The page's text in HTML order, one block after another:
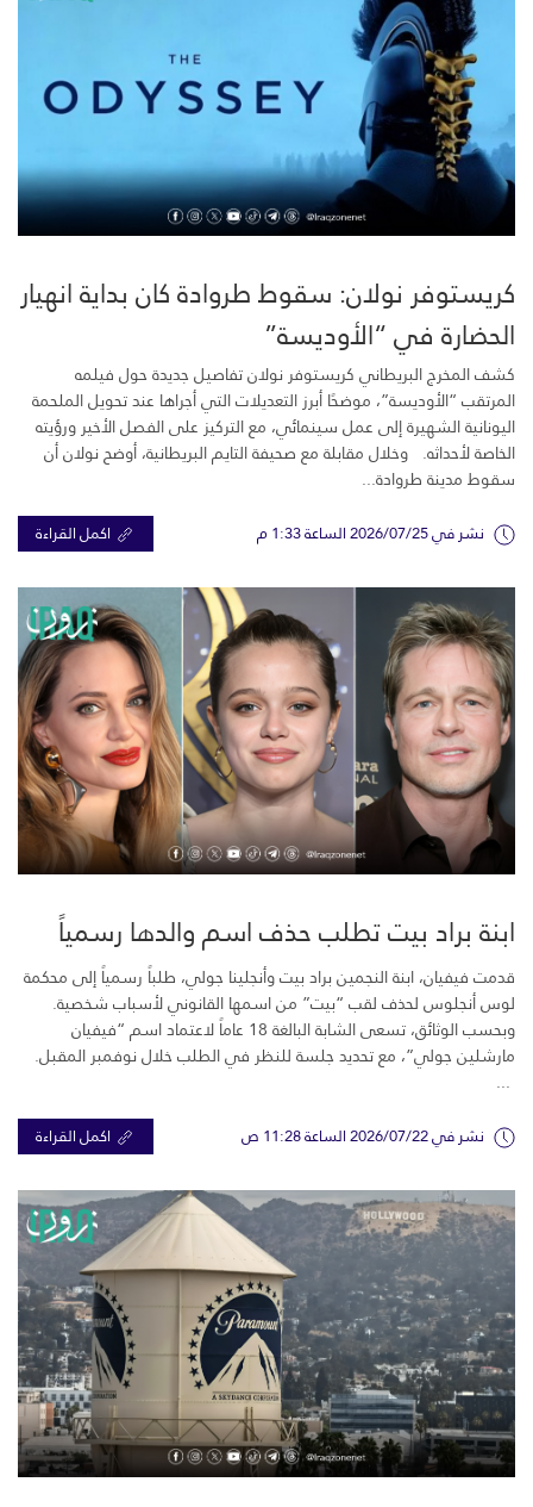
كريستوفر نولان: سقوط طروادة كان بداية انهيار
الحضارة في “الأوديسة”
كشف المخرج البريطاني كريستوفر نولان تفاصيل جديدة حول فيلمه
المرتقب “الأوديسة”، موضحًا أبرز التعديلات التي أجراها عند تحويل الملحمة
اليونانية الشهيرة إلى عمل سينمائي، مع التركيز على الفصل الأخير ورؤيته
الخاصة لأحداثه. وخلال مقابلة مع صحيفة التايم البريطانية، أوضح نولان أن
سقوط مدينة طروادة...
نشر في 2026/07/25 الساعة 1:33 م اكمل القراءة
ابنة براد بيت تطلب حذف اسم والدها رسمياً
قدمت فيفيان، ابنة النجمين براد بيت وأنجلينا جولي، طلباً رسمياً إلى محكمة
لوس أنجلوس لحذف لقب “بيت” من اسمها القانوني لأسباب شخصية.
وبحسب الوثائق، تسعى الشابة البالغة 18 عاماً لاعتماد اسم “فيفيان
مارشلين جولي”، مع تحديد جلسة للنظر في الطلب خلال نوفمبر المقبل.
...
نشر في 2026/07/22 الساعة 11:28 ص اكمل القراءة